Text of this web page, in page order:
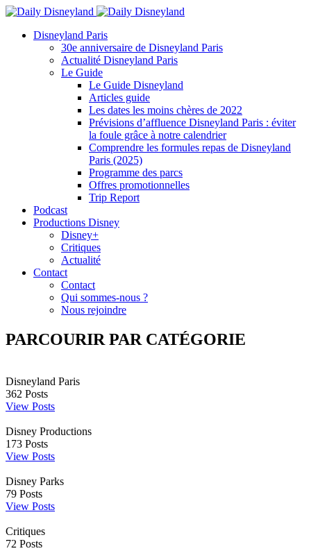
Disneyland Paris
30e anniversaire de Disneyland Paris
Actualité Disneyland Paris
Le Guide
Le Guide Disneyland
Articles guide
Les dates les moins chères de 2022
Prévisions d’affluence Disneyland Paris : éviter
la foule grâce à notre calendrier
Comprendre les formules repas de Disneyland
Paris (2025)
Programme des parcs
Offres promotionnelles
Trip Report
Podcast
Productions Disney
Disney+
Critiques
Actualité
Contact
Contact
Qui sommes-nous ?
Nous rejoindre
PARCOURIR PAR CATÉGORIE
Disneyland Paris
362 Posts
View Posts
Disney Productions
173 Posts
View Posts
Disney Parks
79 Posts
View Posts
Critiques
72 Posts